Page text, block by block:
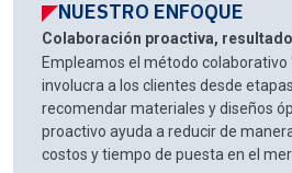
NUESTRO ENFOQUE
Colaboración proactiva,
Empleamos el método colaborativo
involucra a los clientes desde
recomendar materiales y diseños
proactivo ayuda a reducir de
costos y tiempo de puesta en el